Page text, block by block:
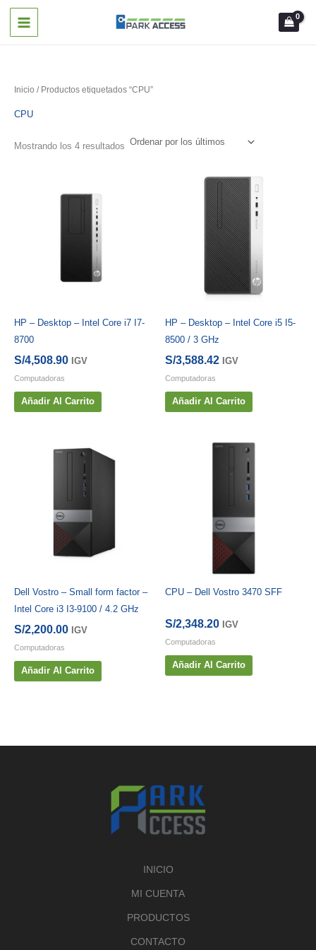
Inicio / Productos etiquetados “CPU”
CPU
Mostrando los 4 resultados Ordenado
HP – Desktop – Intel Core i7 I7-
8700
S/4,508.90 IGV
Computadoras
Añadir Al Carrito
HP – Desktop – Intel Core i5 I5-
8500 / 3 GHz
S/3,588.42 IGV
Computadoras
Añadir Al Carrito
Dell Vostro – Small form factor –
Intel Core i3 I3-9100 / 4.2 GHz
S/2,200.00 IGV
Computadoras
Añadir Al Carrito
CPU – Dell Vostro 3470 SFF
S/2,348.20 IGV
Computadoras
Añadir Al Carrito
INICIO
MI CUENTA
PRODUCTOS
CONTACTO